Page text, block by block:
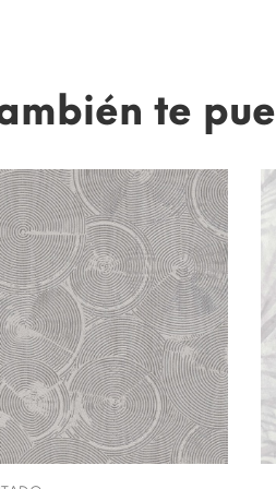
te